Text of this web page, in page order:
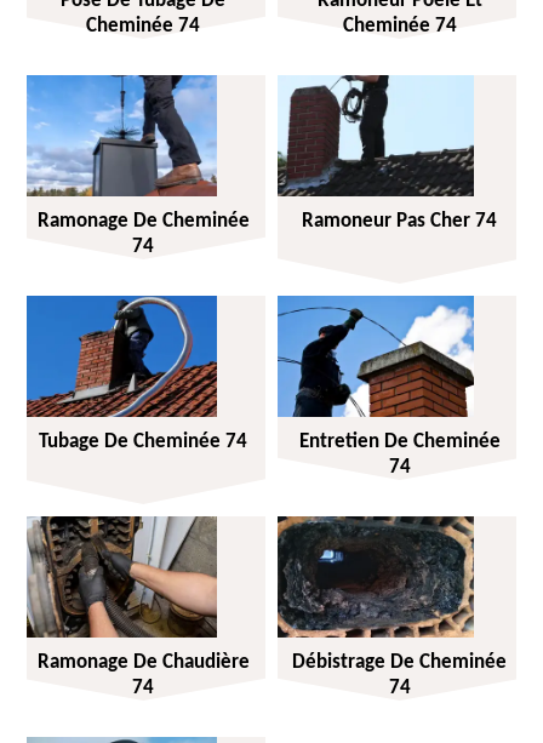
Cheminée 74
Cheminée 74
Ramonage De Cheminée
74
Ramoneur Pas Cher 74
Tubage De Cheminée 74
Entretien De Cheminée
74
Ramonage De Chaudière
74
Débistrage De Cheminée
74